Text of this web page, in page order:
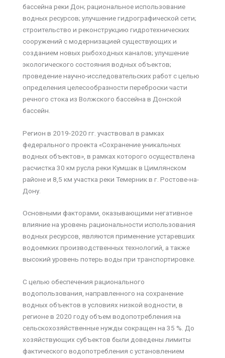
бассейна реки Дон; рациональное использование
водных ресурсов; улучшение гидрографической сети;
строительство и реконструкцию гидротехнических
сооружений с модернизацией существующих и
созданием новых рыбоходных каналов; улучшение
экологического состояния водных объектов;
проведение научно-исследовательских работ с целью
определения целесообразности переброски части
речного стока из Волжского бассейна в Донской
бассейн.
Регион в 2019-2020 гг. участвовал в рамках
федерального проекта «Сохранение уникальных
водных объектов», в рамках которого осуществлена
расчистка 30 км русла реки Кумшак в Цимлянском
районе и 8,5 км участка реки Темерник в г. Ростове-на-
Дону.
Основными факторами, оказывающими негативное
влияние на уровень рациональности использования
водных ресурсов, являются применение устаревших
водоемких производственных технологий, а также
высокий уровень потерь воды при транспортировке.
С целью обеспечения рационального
водопользования, направленного на сохранение
водных объектов в условиях низкой водности, в
регионе в 2020 году объем водопотребления на
сельскохозяйственные нужды сокращен на 35 %. До
хозяйствующих субъектов были доведены лимиты
фактического водопотребления с установлением